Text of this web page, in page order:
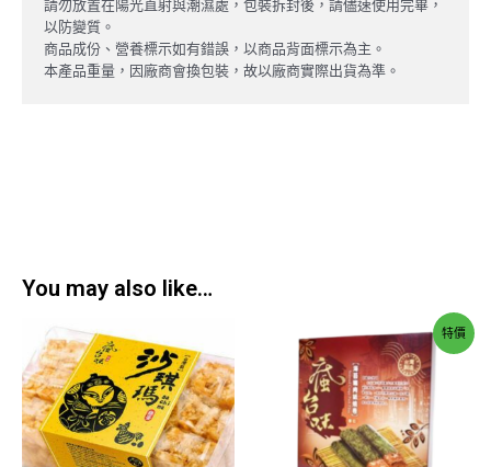
You may also like…
特價
請勿放置在陽光直射與潮濕處，包裝拆封後，請儘速使用完畢，
以防變質。
商品成份、營養標示如有錯誤，以商品背面標示為主。
本產品重量，因廠商會換包裝，故以廠商實際出貨為準。